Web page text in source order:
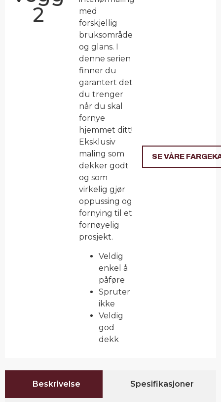
med
forskjellig
bruksområde
og glans. I
denne serien
finner du
garantert det
du trenger
når du skal
fornye
hjemmet ditt!
Eksklusiv
maling som
dekker godt
og som
virkelig gjør
oppussing og
fornying til et
fornøyelig
prosjekt.
Veldig
enkel å
påføre
Spruter
ikke
Veldig
god
dekk
2
SE VÅRE
Beskrivelse Spesifikasjoner